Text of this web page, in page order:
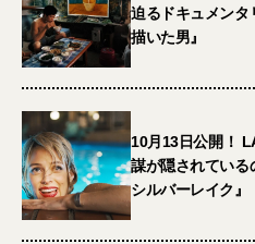
迫るドキュメンタ
描いた男』
10月13日公開！
謀が隠されている
シルバーレイク』